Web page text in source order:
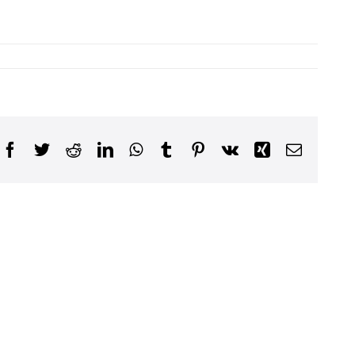
Facebook
TwitterRedditLinkedInWhatsApp
TumblrPinterest
Vk XingEmail